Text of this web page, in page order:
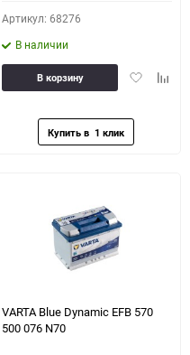
Артикул: 68276
В наличии
Добавить
В корзину
VARTA Blue Dynamic EFB 570
500 076 N70